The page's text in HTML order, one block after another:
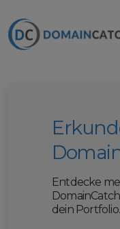
Entdecke
dein Portfolio.